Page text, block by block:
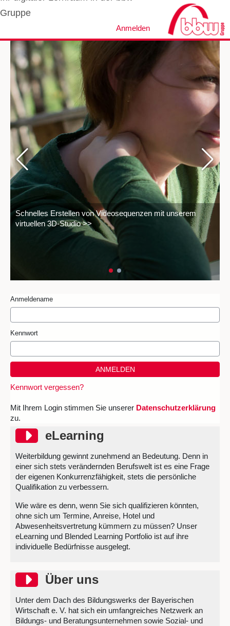
Zum Hauptinhalt
Gruppe
Anmelden
Schnelles Erstellen von Videosequenzen mit unserem
virtuellen 3D-Studio >>
Anmelden überspringen
Anmeldename
Kennwort
Kennwort vergessen?
Mit Ihrem Login stimmen Sie unserer Datenschutzerklärung
zu.
eLearning überspringen
eLearning
Weiterbildung gewinnt zunehmend an Bedeutung. Denn in
einer sich stets verändernden Berufswelt ist es eine Frage
der eigenen Konkurrenzfähigkeit, stets die persönliche
Qualifikation zu verbessern.
Wie wäre es denn, wenn Sie sich qualifizieren könnten,
ohne sich um Termine, Anreise, Hotel und
Abwesenheitsvertretung kümmern zu müssen? Unser
eLearning und Blended Learning Portfolio ist auf ihre
individuelle Bedürfnisse ausgelegt.
Über uns überspringen
Über uns
Unter dem Dach des Bildungswerks der Bayerischen
Wirtschaft e. V. hat sich ein umfangreiches Netzwerk an
Bildungs- und Beratungsunternehmen sowie Sozial- und